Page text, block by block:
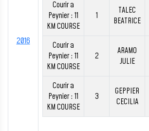
2016
Courir a
Peynier : 11
KM COURSE
1
TALEC
BEATRICE
Courir a
Peynier : 11
KM COURSE
2
ARAMO
JULIE
Courir a
Peynier : 11
KM COURSE
3
GEPPIER
CECILIA